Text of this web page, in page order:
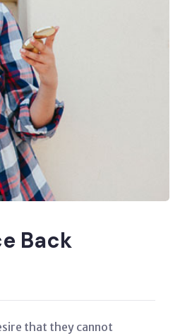
Back
that they cannot